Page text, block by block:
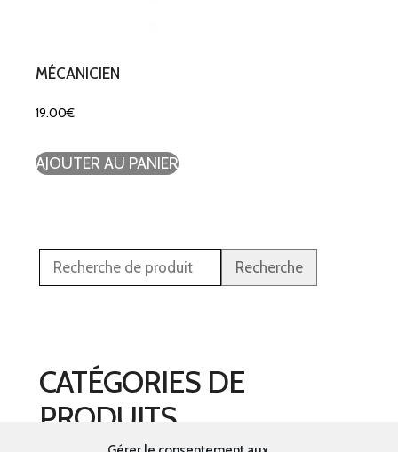
MÉCANICIEN
19.00€
AJOUTER AU PANIER
Recherche
CATÉGORIES DE
PRODUITS